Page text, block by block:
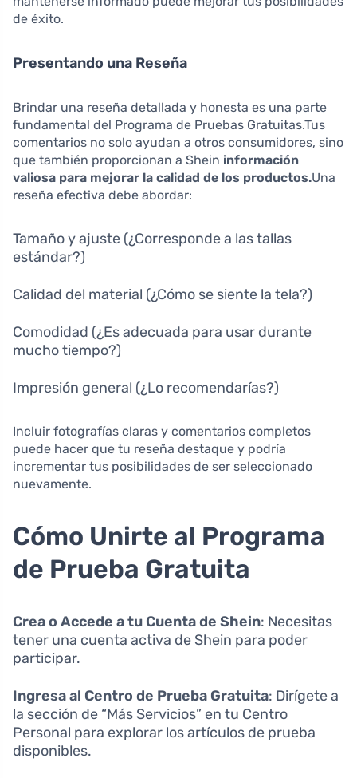
de éxito.
Presentando una Reseña
Brindar una reseña detallada y honesta es una parte
fundamental del Programa de Pruebas Gratuitas.Tus
comentarios no solo ayudan a otros consumidores, sino
que también proporcionan a Shein información
valiosa para mejorar la calidad de los productos.Una
reseña efectiva debe abordar:
Tamaño y ajuste (¿Corresponde a las tallas
estándar?)
Calidad del material (¿Cómo se siente la tela?)
Comodidad (¿Es adecuada para usar durante
mucho tiempo?)
Impresión general (¿Lo recomendarías?)
Incluir fotografías claras y comentarios completos
puede hacer que tu reseña destaque y podría
incrementar tus posibilidades de ser seleccionado
nuevamente.
Cómo Unirte al Programa
de Prueba Gratuita
Crea o Accede a tu Cuenta de Shein: Necesitas
tener una cuenta activa de Shein para poder
participar.
Ingresa al Centro de Prueba Gratuita: Dirígete a
la sección de “Más Servicios” en tu Centro
Personal para explorar los artículos de prueba
disponibles.